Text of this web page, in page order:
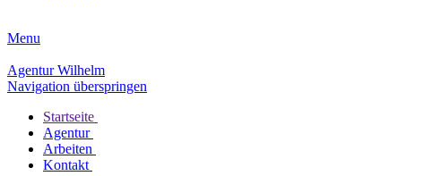
Menu
Agentur Wilhelm
Navigation überspringen
Startseite
Agentur
Arbeiten
Kontakt